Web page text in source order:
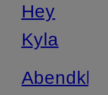
Hey
Kyla